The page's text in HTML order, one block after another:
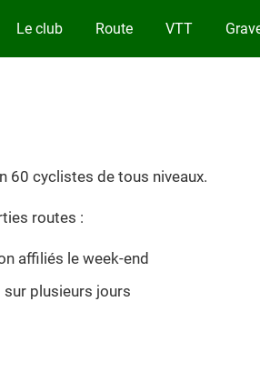
Le club Route VTT
60 cyclistes de tous niveaux.
routes :
affiliés le week-end
plusieurs jours